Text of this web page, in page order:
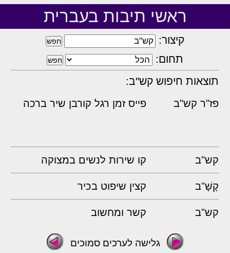
ראשי תיבות בעברית
קיצור:
תחום:
תוצאות חיפוש קש"ב:
פז"ר קש"ב פייס זמן רגל קורבן שיר ברכה
קש"ב קו שירות לנשים במצוקה
קָשָׁ"ב קצין שיפוט בכיר
קש"ב קשר ומחשוב
גלישה לערכים סמוכים